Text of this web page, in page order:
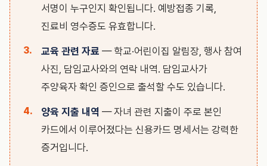
서명이 누구인지 확인됩니다. 예방접종 기록,
진료비 영수증도 유효합니다.
교육 관련 자료 — 학교·어린이집 알림장, 행사 참여
사진, 담임교사와의 연락 내역. 담임교사가
주양육자 확인 증인으로 출석할 수도 있습니다.
양육 지출 내역 — 자녀 관련 지출이 주로 본인
카드에서 이루어졌다는 신용카드 명세서는 강력한
증거입니다.